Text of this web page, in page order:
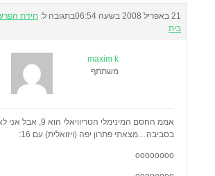
21 באפריל 2008 בשעה 06:54 בתגובה ל: חידת
בית
maxim k
משתתף
אממ החסם המינימלי
בסביבה…מצאתי פתרון יפה (ויזואלית) עם 16:
oooooooo